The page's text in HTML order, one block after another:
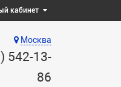
кабинет
Москва
542-13-
86